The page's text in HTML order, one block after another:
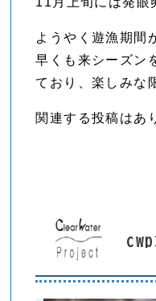
ようやく遊漁期間
早くも来シーズン
ており、楽しみな
関連する投稿はあ